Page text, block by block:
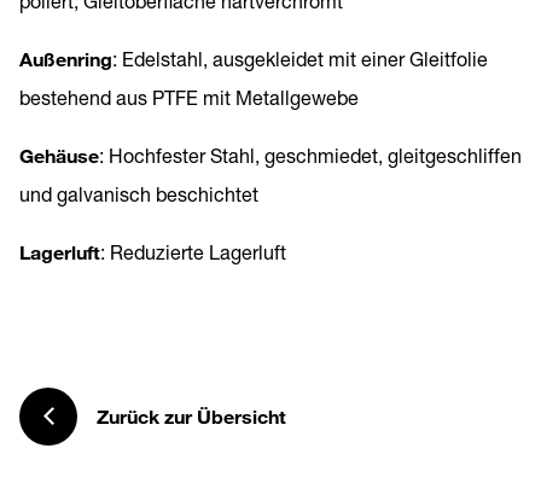
Außenring: Edelstahl, ausgekleidet mit einer Gleitfolie
bestehend aus PTFE mit Metallgewebe
Gehäuse: Hochfester Stahl, geschmiedet, gleitgeschliffen
und galvanisch beschichtet
Lagerluft: Reduzierte Lagerluft
Zurück zur Übersicht